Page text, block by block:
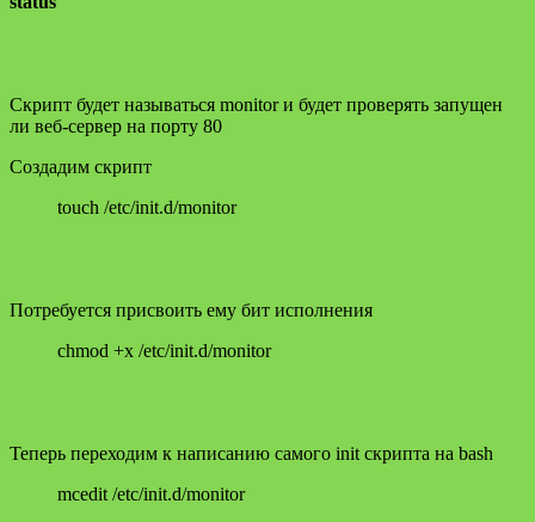
Скрипт будет называться monitor и будет проверять запущен
ли веб-сервер на порту 80
Создадим скрипт
touch /etc/init.d/monitor
Потребуется присвоить ему бит исполнения
chmod +x /etc/init.d/monitor
Теперь переходим к написанию самого init скрипта на bash
mcedit /etc/init.d/monitor